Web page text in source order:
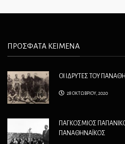
ΠΡΟΣΦΑΤΑ ΚΕΙΜΕΝΑ
ΟΙ ΙΔΡΥΤΕΣ ΤΟΥ
28 ΟΚΤΩΒΡΙΟΥ, 2020
ΠΑΓΚΟΣΜΙΟΣ
ΠΑΝΑΘΗΝΑΪΚΟΣ